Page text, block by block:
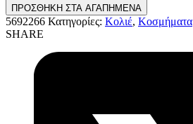
ΠΡΟΣΘΗΚΗ ΣΤΑ ΑΓΑΠΗΜΕΝΑ
5692266 Κατηγορίες: Κολιέ, Κοσμήματα
SHARE